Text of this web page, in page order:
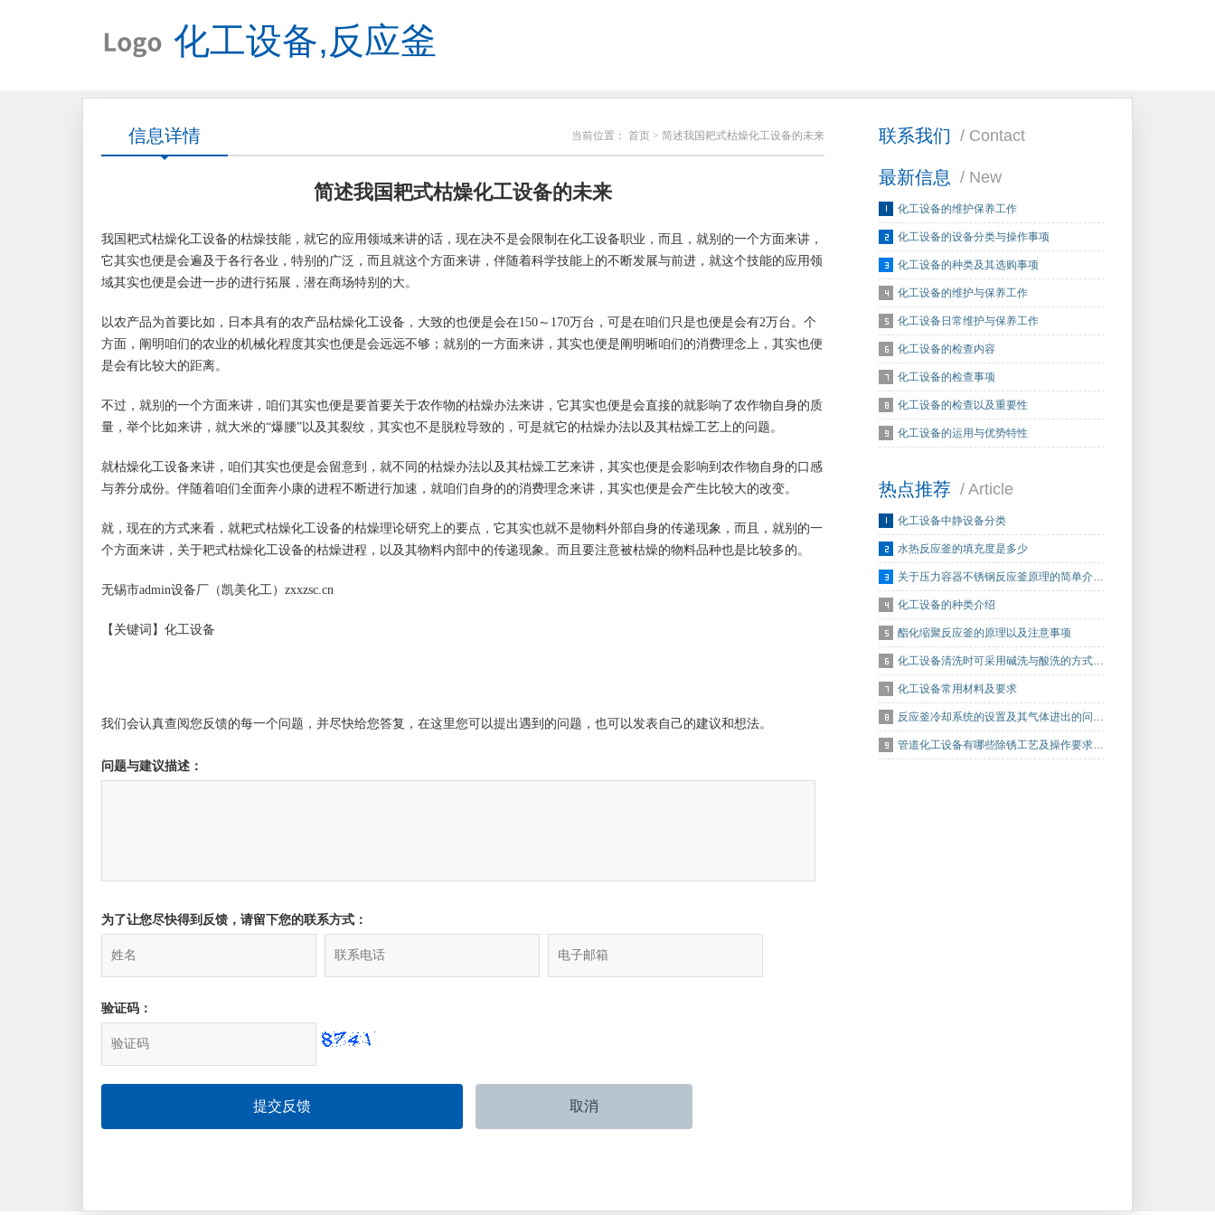
化工设备,反应釜
联系我们 / Contact
最新信息 / New
化工设备的维护保养工作
化工设备的设备分类与操作事项
化工设备的种类及其选购事项
化工设备的维护与保养工作
化工设备日常维护与保养工作
化工设备的检查内容
化工设备的检查事项
化工设备的检查以及重要性
化工设备的运用与优势特性
热点推荐 / Article
化工设备中静设备分类
水热反应釜的填充度是多少
关于压力容器不锈钢反应釜原理的简单介…
化工设备的种类介绍
酯化缩聚反应釜的原理以及注意事项
化工设备清洗时可采用碱洗与酸洗的方式…
化工设备常用材料及要求
反应釜冷却系统的设置及其气体进出的问…
管道化工设备有哪些除锈工艺及操作要求…
信息详情 当前位置： 首页 > 简述我国耙式枯燥化工设备的未来
简述我国耙式枯燥化工设备的未来
我国耙式枯燥化工设备的枯燥技能，就它的应用领域来讲的话，现在决不是会限制在化工设备职业，而且，就别的一个方面来讲，
它其实也便是会遍及于各行各业，特别的广泛，而且就这个方面来讲，伴随着科学技能上的不断发展与前进，就这个技能的应用领
域其实也便是会进一步的进行拓展，潜在商场特别的大。
以农产品为首要比如，日本具有的农产品枯燥化工设备，大致的也便是会在150～170万台，可是在咱们只是也便是会有2万台。个
方面，阐明咱们的农业的机械化程度其实也便是会远远不够；就别的一方面来讲，其实也便是阐明晰咱们的消费理念上，其实也便
是会有比较大的距离。
不过，就别的一个方面来讲，咱们其实也便是要首要关于农作物的枯燥办法来讲，它其实也便是会直接的就影响了农作物自身的质
量，举个比如来讲，就大米的“爆腰”以及其裂纹，其实也不是脱粒导致的，可是就它的枯燥办法以及其枯燥工艺上的问题。
就枯燥化工设备来讲，咱们其实也便是会留意到，就不同的枯燥办法以及其枯燥工艺来讲，其实也便是会影响到农作物自身的口感
与养分成份。伴随着咱们全面奔小康的进程不断进行加速，就咱们自身的的消费理念来讲，其实也便是会产生比较大的改变。
就，现在的方式来看，就耙式枯燥化工设备的枯燥理论研究上的要点，它其实也就不是物料外部自身的传递现象，而且，就别的一
个方面来讲，关于耙式枯燥化工设备的枯燥进程，以及其物料内部中的传递现象。而且要注意被枯燥的物料品种也是比较多的。
无锡市admin设备厂（凯美化工） zxxzsc.cn
【关键词】 化工设备
我们会认真查阅您反馈的每一个问题，并尽快给您答复，在这里您可以提出遇到的问题，也可以发表自己的建议和想法。
问题与建议描述：
为了让您尽快得到反馈，请留下您的联系方式：
验证码：